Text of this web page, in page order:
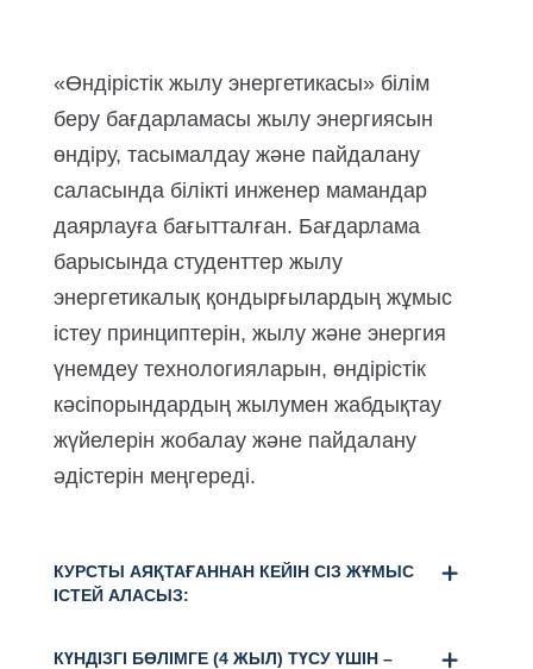
«Өндірістік жылу энергетикасы» білім
беру бағдарламасы жылу энергиясын
өндіру, тасымалдау және пайдалану
саласында білікті инженер мамандар
даярлауға бағытталған. Бағдарлама
барысында студенттер жылу
энергетикалық қондырғылардың жұмыс
істеу принциптерін, жылу және энергия
үнемдеу технологияларын, өндірістік
кәсіпорындардың жылумен жабдықтау
жүйелерін жобалау және пайдалану
әдістерін меңгереді.
КУРСТЫ АЯҚТАҒАННАН КЕЙІН СІЗ ЖҰМЫС
ІСТЕЙ АЛАСЫЗ:
КҮНДІЗГІ БӨЛІМГЕ (4 ЖЫЛ) ТҮСУ ҮШІН –